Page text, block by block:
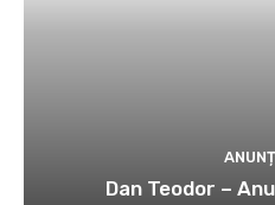
Dan Teodor –